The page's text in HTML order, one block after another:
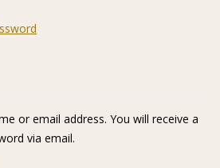
or email address. You will receive a
via email.